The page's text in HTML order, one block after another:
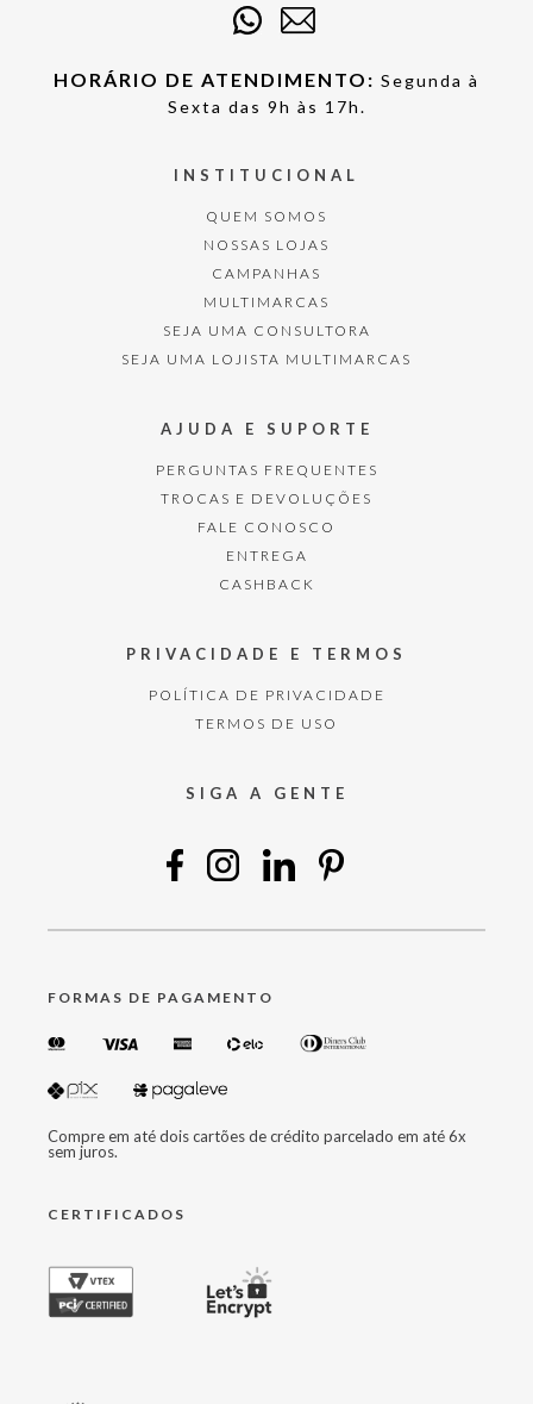
HORÁRIO DE ATENDIMENTO: Segunda à
Sexta das 9h às 17h.
INSTITUCIONAL
QUEM SOMOS
NOSSAS LOJAS
CAMPANHAS
MULTIMARCAS
SEJA UMA CONSULTORA
SEJA UMA LOJISTA MULTIMARCAS
AJUDA E SUPORTE
PERGUNTAS FREQUENTES
TROCAS E DEVOLUÇÕES
FALE CONOSCO
ENTREGA
CASHBACK
PRIVACIDADE E TERMOS
POLÍTICA DE PRIVACIDADE
TERMOS DE USO
SIGA A GENTE
FORMAS DE PAGAMENTO
Compre em até dois cartões de crédito parcelado em até 6x
sem juros.
CERTIFICADOS